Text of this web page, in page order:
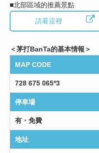
■北部區域的推薦景點
請看這裡
＜茅打BanTa的基本情報＞
MAP CODE
728 675 065*3
停車場
有・免費
地址